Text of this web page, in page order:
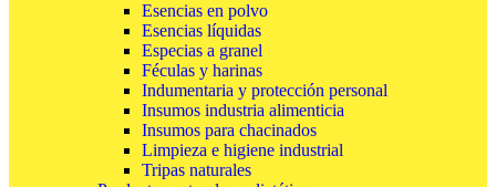
Esencias en polvo
Esencias líquidas
Especias a granel
Féculas y harinas
Indumentaria y protección personal
Insumos industria alimenticia
Insumos para chacinados
Limpieza e higiene industrial
Tripas naturales